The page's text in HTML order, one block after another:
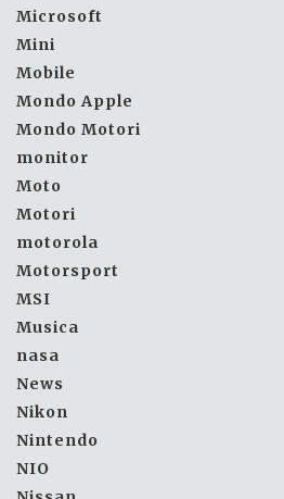
Microsoft
Mini
Mobile
Mondo Apple
Mondo Motori
monitor
Moto
Motori
motorola
Motorsport
MSI
Musica
nasa
News
Nikon
Nintendo
NIO